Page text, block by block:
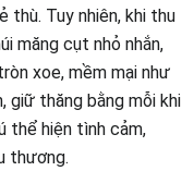
thù. Tuy nhiên, khi thu
măng cụt nhỏ nhắn,
xoe, mềm mại như
giữ thăng bằng mỗi khi
thể hiện tình cảm,
thương.